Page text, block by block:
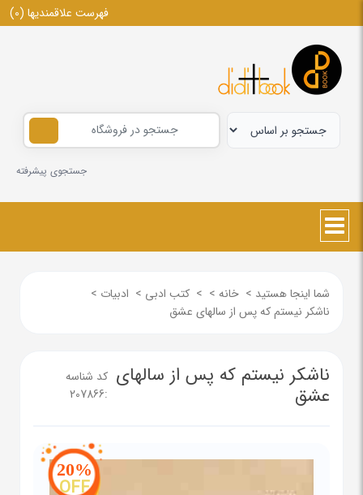
فهرست علاقمندیها (0)
جستجوی پیشرفته
شما اینجا هستید > خانه >
> کتب ادبی > ادبیات >
ناشکر نیستم که پس از سالهای عشق
ناشکر نیستم که پس از سالهای
عشق
کد شناسه
:
207866
20%
OFF